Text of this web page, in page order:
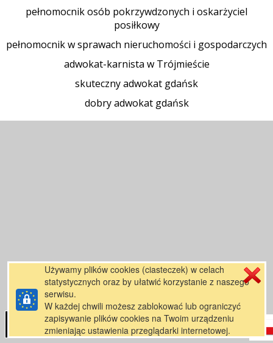
pełnomocnik osób pokrzywdzonych i oskarżyciel
posiłkowy
pełnomocnik w sprawach nieruchomości i gospodarczych
adwokat-karnista w Trójmieście
skuteczny adwokat gdańsk
dobry adwokat gdańsk
Używamy plików cookies (ciasteczek) w celach
statystycznych oraz by ułatwić korzystanie z naszego
serwisu.
W każdej chwili możesz zablokować lub ograniczyć
zapisywanie plików cookies na Twoim urządzeniu
zmieniając ustawienia przeglądarki internetowej.